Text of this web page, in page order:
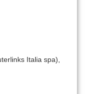
Italia spa),